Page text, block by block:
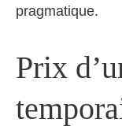
pragmatique.
Prix